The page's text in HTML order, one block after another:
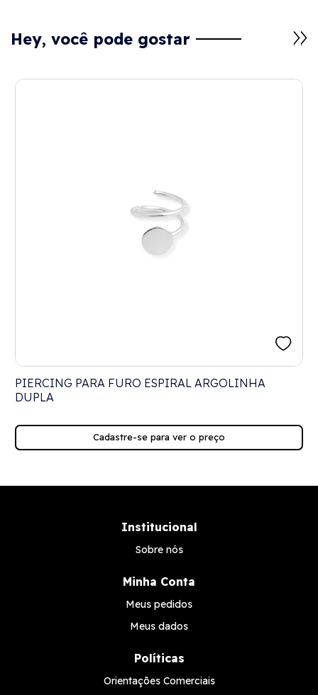
Hey, você pode gostar
PIERCING PARA FURO ESPIRAL ARGOLINHA
DUPLA
Cadastre-se para ver o preço
Institucional
Sobre nós
Minha Conta
Meus pedidos
Meus dados
Políticas
Orientações Comerciais